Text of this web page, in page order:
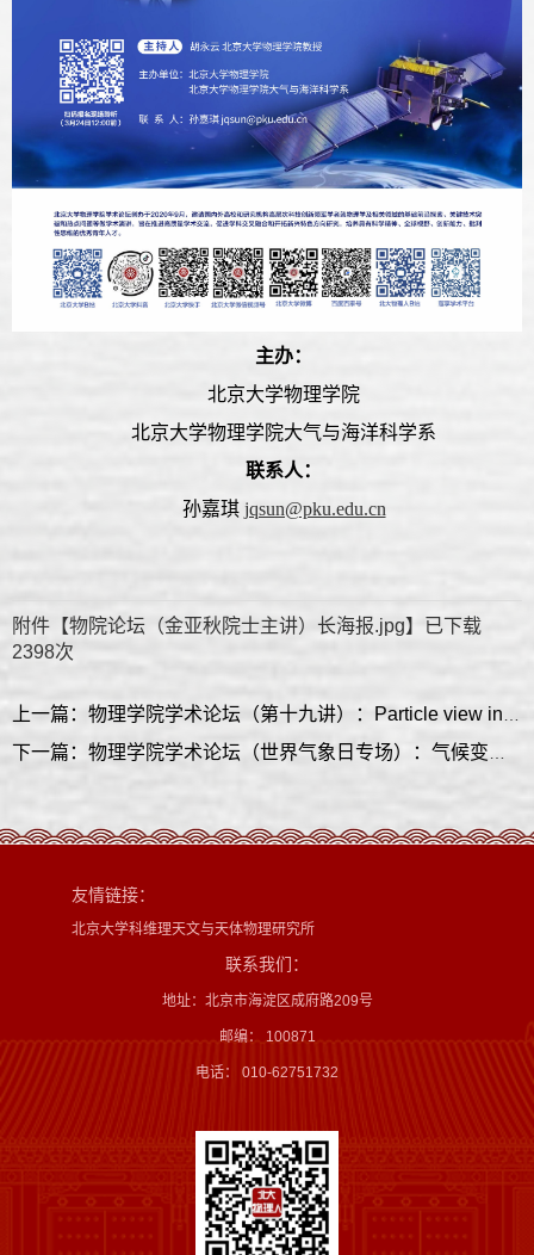
主办：
北京大学物理学院
北京大学物理学院大气与海洋科学系
联系人：
孙嘉琪 jqsun@pku.edu.cn
附件【物院论坛（金亚秋院士主讲）长海报.jpg】已下载
2398次
上一篇：物理学院学术论坛（第十九讲）：Particle view in crystals
下一篇：物理学院学术论坛（世界气象日专场）：气候变化背后的科学与我国的双碳目标
友情链接：
北京大学科维理天文与天体物理研究所
联系我们：
地址：北京市海淀区成府路209号
邮编： 100871
电话： 010-62751732